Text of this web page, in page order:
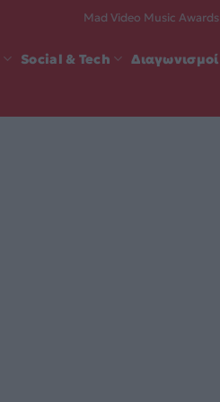
Mad Video Music Awards
Social & Tech Διαγωνισμοί